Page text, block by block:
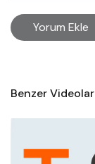
Yorum Ekle
Benzer Videolar